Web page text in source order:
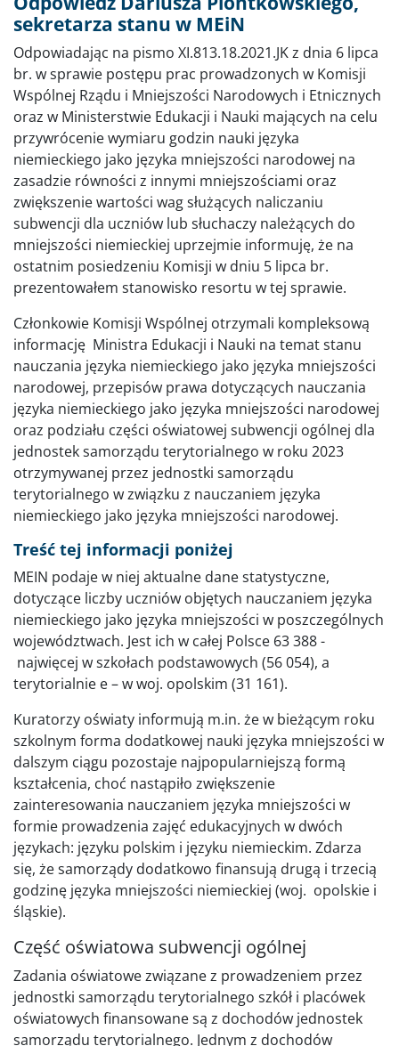
sekretarza stanu w MEiN
Odpowiadając na pismo XI.813.18.2021.JK z dnia 6 lipca
br. w sprawie postępu prac prowadzonych w Komisji
Wspólnej Rządu i Mniejszości Narodowych i Etnicznych
oraz w Ministerstwie Edukacji i Nauki mających na celu
przywrócenie wymiaru godzin nauki języka
niemieckiego jako języka mniejszości narodowej na
zasadzie równości z innymi mniejszościami oraz
zwiększenie wartości wag służących naliczaniu
subwencji dla uczniów lub słuchaczy należących do
mniejszości niemieckiej uprzejmie informuję, że na
ostatnim posiedzeniu Komisji w dniu 5 lipca br.
prezentowałem stanowisko resortu w tej sprawie.
Członkowie Komisji Wspólnej otrzymali kompleksową
informację Ministra Edukacji i Nauki na temat stanu
nauczania języka niemieckiego jako języka mniejszości
narodowej, przepisów prawa dotyczących nauczania
języka niemieckiego jako języka mniejszości narodowej
oraz podziału części oświatowej subwencji ogólnej dla
jednostek samorządu terytorialnego w roku 2023
otrzymywanej przez jednostki samorządu
terytorialnego w związku z nauczaniem języka
niemieckiego jako języka mniejszości narodowej.
Treść tej informacji poniżej
MEIN podaje w niej aktualne dane statystyczne,
dotyczące liczby uczniów objętych nauczaniem języka
niemieckiego jako języka mniejszości w poszczególnych
województwach. Jest ich w całej Polsce 63 388 -
najwięcej w szkołach podstawowych (56 054), a
terytorialnie e – w woj. opolskim (31 161).
Kuratorzy oświaty informują m.in. że w bieżącym roku
szkolnym forma dodatkowej nauki języka mniejszości w
dalszym ciągu pozostaje najpopularniejszą formą
kształcenia, choć nastąpiło zwiększenie
zainteresowania nauczaniem języka mniejszości w
formie prowadzenia zajęć edukacyjnych w dwóch
językach: języku polskim i języku niemieckim. Zdarza
się, że samorządy dodatkowo finansują drugą i trzecią
godzinę języka mniejszości niemieckiej (woj. opolskie i
śląskie).
Część oświatowa subwencji ogólnej
Zadania oświatowe związane z prowadzeniem przez
jednostki samorządu terytorialnego szkół i placówek
oświatowych finansowane są z dochodów jednostek
samorządu terytorialnego. Jednym z dochodów